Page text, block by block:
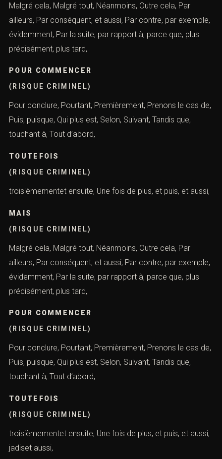
Malgré cela, Malgré tout, Néanmoins, Outre cela, Par
ailleurs, Par conséquent, et aussi, Par contre, par exemple,
évidemment, Par la suite, par rapport à, parce que, plus
précisément, plus tard,
POUR COMMENCER
(RISQUE CRIMINEL)
Pour conclure, Pourtant, Premièrement, Prenons le cas de,
Puis, puisque, Qui plus est, Selon, Suivant, Tandis que,
touchant à, Tout d’abord,
TOUTEFOIS
(RISQUE CRIMINEL)
troisièmementet ensuite, Une fois de plus, et puis, et aussi,
MAIS
(RISQUE CRIMINEL)
Malgré cela, Malgré tout, Néanmoins, Outre cela, Par
ailleurs, Par conséquent, et aussi, Par contre, par exemple,
évidemment, Par la suite, par rapport à, parce que, plus
précisément, plus tard,
POUR COMMENCER
(RISQUE CRIMINEL)
Pour conclure, Pourtant, Premièrement, Prenons le cas de,
Puis, puisque, Qui plus est, Selon, Suivant, Tandis que,
touchant à, Tout d’abord,
TOUTEFOIS
(RISQUE CRIMINEL)
troisièmementet ensuite, Une fois de plus, et puis, et aussi,
jadiset aussi,